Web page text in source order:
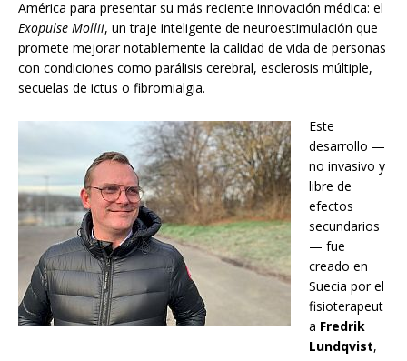
América para presentar su más reciente innovación médica: el
Exopulse Mollii, un traje inteligente de neuroestimulación que
promete mejorar notablemente la calidad de vida de personas
con condiciones como parálisis cerebral, esclerosis múltiple,
secuelas de ictus o fibromialgia.
Este
desarrollo —
no invasivo y
libre de
efectos
secundarios
— fue
creado en
Suecia por el
fisioterapeut
a Fredrik
Lundqvist,